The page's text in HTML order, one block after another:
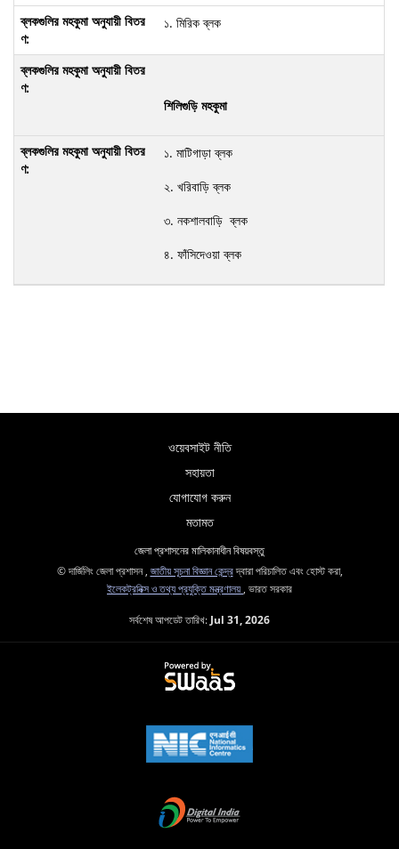
১. মিরিক ব্লক
শিলিগুড়ি মহকুমা
১. মাটিগাড়া ব্লক
২. খরিবাড়ি ব্লক
৩. নকশালবাড়ি ব্লক
৪. ফাঁসিদেওয়া ব্লক
ওয়েবসাইট নীতি
সহায়তা
যোগাযোগ করুন
মতামত
জেলা প্রশাসনের মালিকানাধীন বিষয়বস্তু
© দার্জিলিং জেলা প্রশাসন , জাতীয় সূচনা বিজ্ঞান কেন্দ্রদ্বারা পরিচালিত এবং হোস্ট করা,
ইলেকট্রনিক্স ও তথ্য প্রযুক্তি মন্ত্রণালয় , ভারত সরকার
সর্বশেষ আপডেট তারিখ: Jul 31, 2026